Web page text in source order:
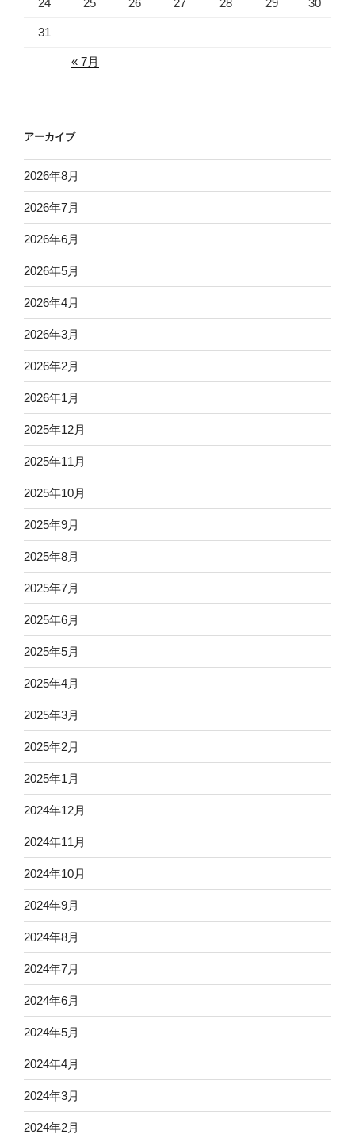
24 25 26 27 28 29 30
31
« 7月
アーカイブ
2026年8月
2026年7月
2026年6月
2026年5月
2026年4月
2026年3月
2026年2月
2026年1月
2025年12月
2025年11月
2025年10月
2025年9月
2025年8月
2025年7月
2025年6月
2025年5月
2025年4月
2025年3月
2025年2月
2025年1月
2024年12月
2024年11月
2024年10月
2024年9月
2024年8月
2024年7月
2024年6月
2024年5月
2024年4月
2024年3月
2024年2月